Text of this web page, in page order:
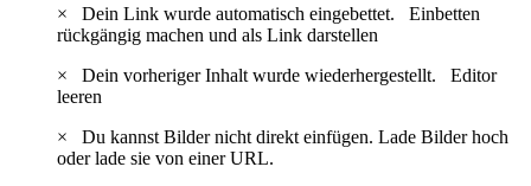
×
Dein Link wurde automatisch eingebettet. Einbetten
rückgängig machen und als Link darstellen
×
Dein vorheriger Inhalt wurde wiederhergestellt. Editor
leeren
×
Du kannst Bilder nicht direkt einfügen. Lade Bilder hoch
oder lade sie von einer URL.